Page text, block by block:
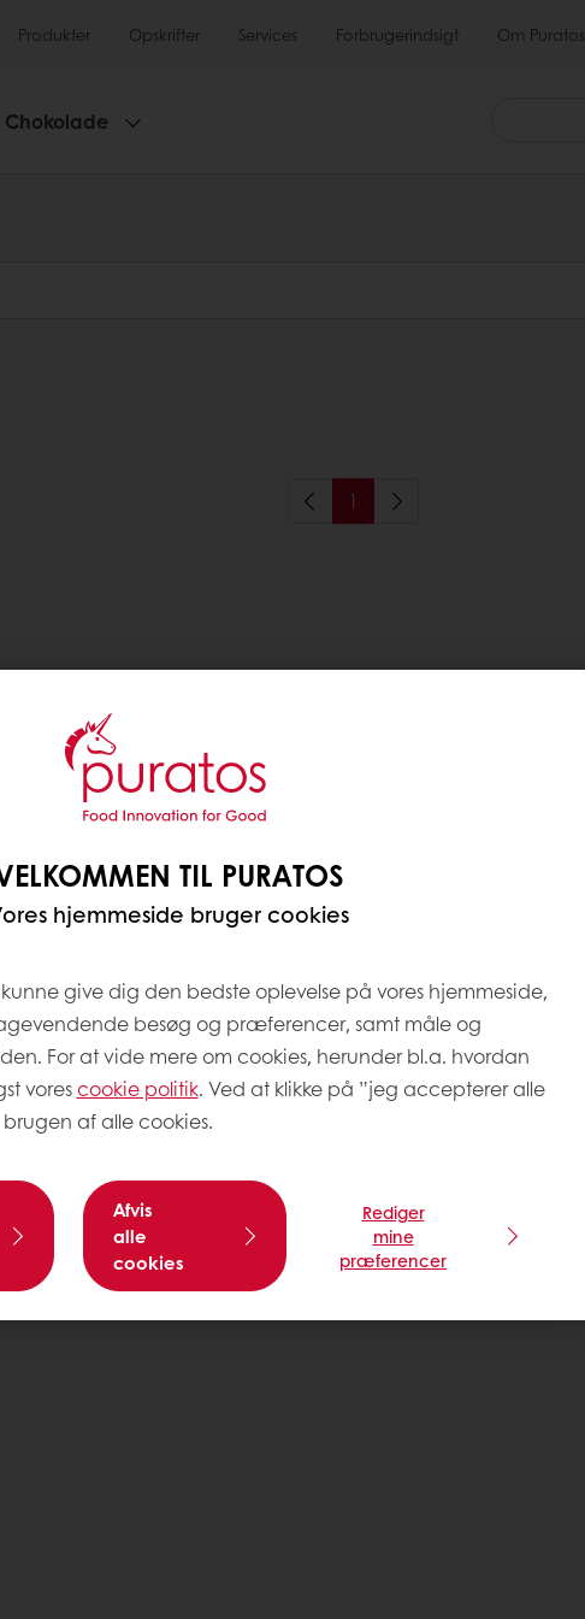
Produkter Opskrifter Services Forbrugerindsigt Om Puratos
Chokolade
1
TIL PURATOS
hjemmeside bruger cookies
give dig den bedste oplevelse på vores hjemmeside,
besøg og præferencer, samt måle og
For at vide mere om cookies, herunder bl.a. hvordan
vorescookie politik. Ved at klikke på ”jeg accepterer alle
af alle cookies.
Afvis
alle
cookies
Rediger
mine
præferencer